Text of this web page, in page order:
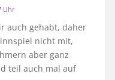
Uhr
auch gehabt, daher
nicht mit,
aber ganz
teil auch mal auf